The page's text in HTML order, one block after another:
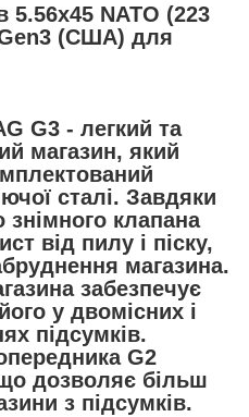
5.56х45 NATO (223
(США) для
G3 - легкий та
магазин, який
сталі. Завдяки
знімного клапана
від пилу і піску,
магазина.
забезпечує
у двомісних і
підсумків.
G2
дозволяє більш
з підсумків.